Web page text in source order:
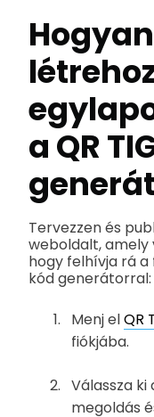
a QR
Tervezzen és
weboldalt,
hogy felhívja rá a
kód generátorral:
Menj elQR
fiókjába.
Válassza ki
megoldás